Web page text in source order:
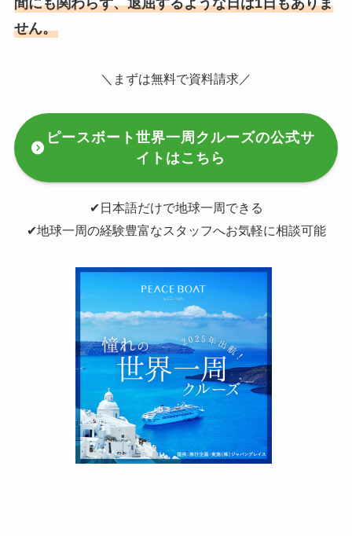
せん。
＼まずは無料で資料請求／
ピースボート世界一周クルーズの公式サ
イトはこちら
✔︎日本語だけで地球一周できる
✔︎地球一周の経験豊富なスタッフへお気軽に相談可能